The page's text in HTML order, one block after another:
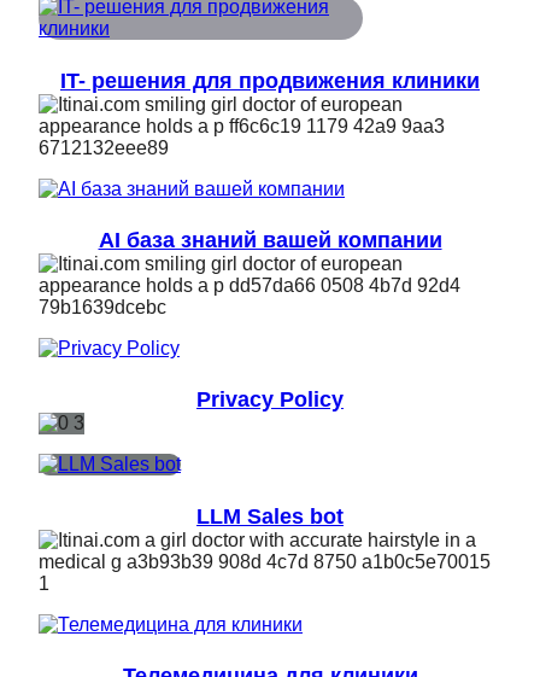
IT- решения для продвижения клиники
AI база знаний вашей компании
Privacy Policy
LLM Sales bot